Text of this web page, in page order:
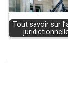
Tout savoir sur
juridictionnelle